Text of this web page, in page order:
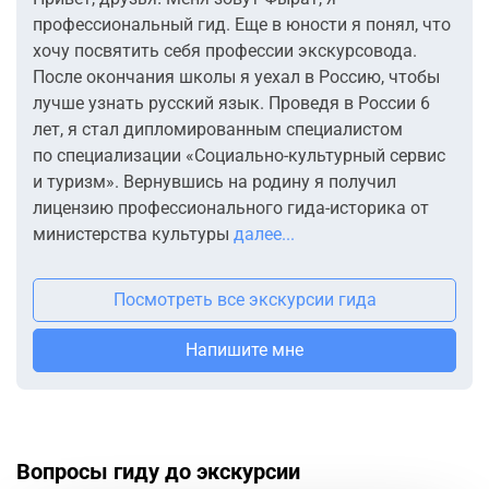
Мы увидим ночной Стамбул с высоты двух смотровых
площадок. Со смотровой площадки в парке Улус нам
откроется красивый панорамный вид на Азиатскую
часть города.
А со смотровой площадки самого высокого здания
Турции – небоскрёба Сапфир, высота которого
составляет 231 метр, мы увидим золотой мегаполис,
сияющий всеми оттенками. Стамбул – самый
Данная экскурсия проводится турагенством,
профессиональный гид. Еще в юности я понял, что
хочу посвятить себя профессии экскурсовода.
После окончания школы я уехал в Россию, чтобы
лучше узнать русский язык. Проведя в России 6
лет, я стал дипломированным специалистом
по специализации «Социально-культурный сервис
и туризм». Вернувшись на родину я получил
лицензию профессионального гида-историка от
министерства культуры далее...
Посмотреть все экскурсии гида
Напишите мне
Вопросы гиду до экскурсии